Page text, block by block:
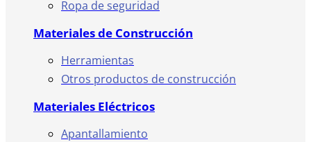
Ropa de seguridad
Materiales de Construcción
Herramientas
Otros productos de construcción
Materiales Eléctricos
Apantallamiento